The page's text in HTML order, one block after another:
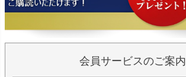
会員サービスのご案内